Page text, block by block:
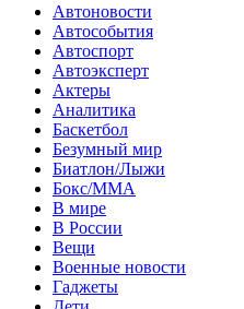
Автоновости
Автособытия
Автоспорт
Автоэксперт
Актеры
Аналитика
Баскетбол
Безумный мир
Биатлон/Лыжи
Бокс/MMA
В мире
В России
Вещи
Военные новости
Гаджеты